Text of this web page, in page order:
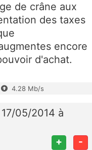
de crâne aux
des taxes
encore
d'achat.
4.28 Mb/s
05/2014 à
+ -